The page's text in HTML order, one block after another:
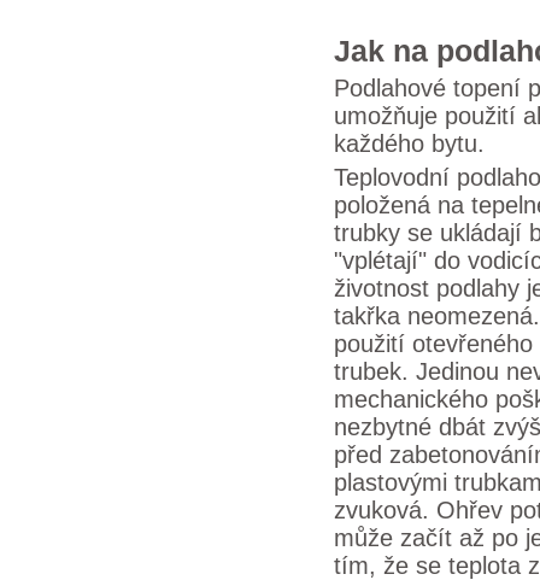
Jak na
Podlahové topení
umožňuje použití
každého bytu.
Teplovodní
položená na
trubky se ukládají
"vplétají" do
životnost podlahy
takřka
použití
trubek. Jedinou
mechanického
nezbytné dbát
před
plastovými
zvuková. Ohřev
může začít až po
tím, že se teplota